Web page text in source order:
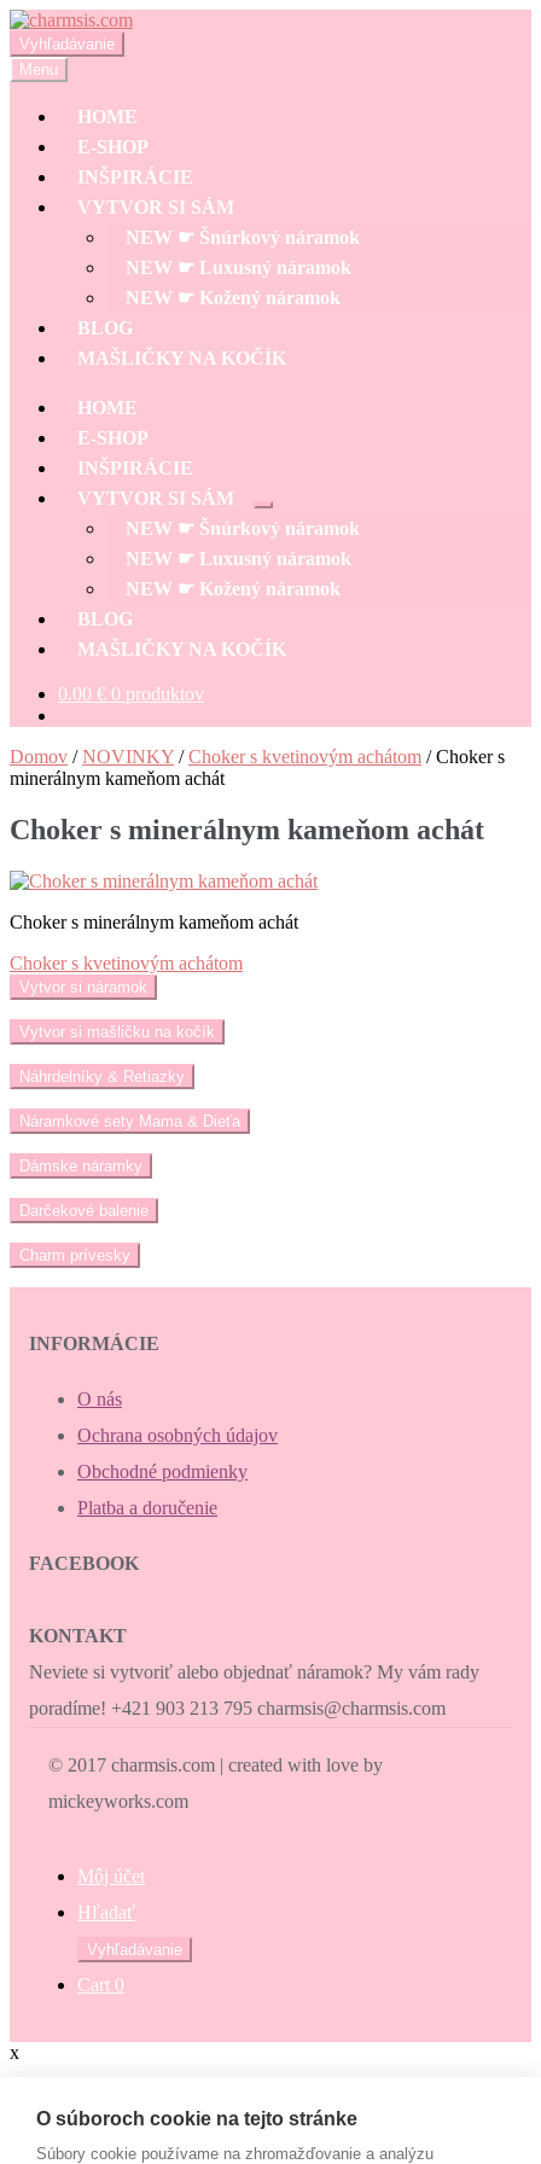
Preskočiť
na
navigáciu
Preskočiť
na
obsah
Hľadať:
Vyhľadávanie
Menu
HOME
E-SHOP
INŠPIRÁCIE
VYTVOR SI SÁM
NEW ☛ Šnúrkový náramok
NEW ☛ Luxusný náramok
NEW ☛ Kožený náramok
BLOG
MAŠLIČKY NA KOČÍK
HOME
E-SHOP
INŠPIRÁCIE
VYTVOR SI SÁM
Rozbaliť
podradené
menu
NEW ☛ Šnúrkový náramok
NEW ☛ Luxusný náramok
NEW ☛ Kožený náramok
BLOG
MAŠLIČKY NA KOČÍK
0.00 € 0 produktov
Domov /NOVINKY /Choker s kvetinovým achátom /Choker s
minerálnym kameňom achát
Choker s minerálnym kameňom achát
Choker s minerálnym kameňom achát
Navigácia
v
článku
Predchádzajúci
článok:
Choker s kvetinovým achátom
Vytvor si náramok
Vytvor si mašličku na kočík
Náhrdelníky & Retiazky
Náramkové sety Mama & Dieťa
Dámske náramky
Darčekové balenie
Charm prívesky
INFORMÁCIE
O nás
Ochrana osobných údajov
Obchodné podmienky
Platba a doručenie
FACEBOOK
KONTAKT
Neviete si vytvoriť alebo objednať náramok? My vám rady
poradíme! +421 903 213 795 charmsis@charmsis.com
© 2017 charmsis.com | created with love by
mickeyworks.com
Môj účet
Hľadať
Hľadať:
Vyhľadávanie
Cart 0
x
Zaokrúhli svoj nákup
O súboroch cookie na tejto stránke
Súbory cookie používame na zhromažďovanie a analýzu